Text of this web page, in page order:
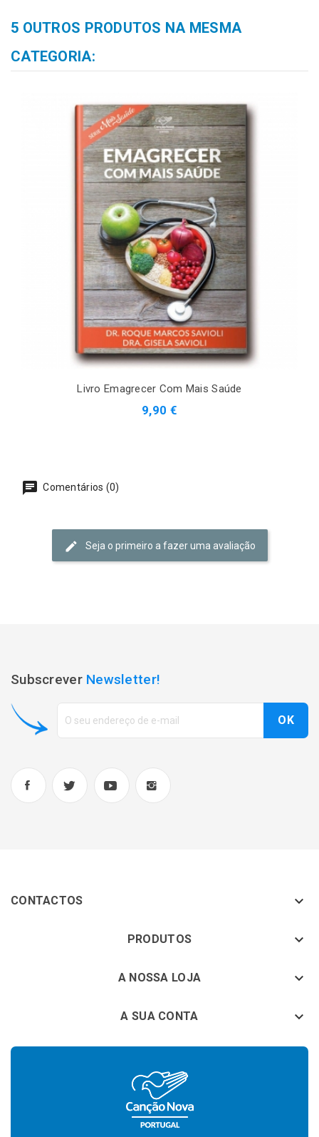
5 OUTROS PRODUTOS NA MESMA
CATEGORIA:
Livro Emagrecer Com Mais Saúde
9,90 €
Comentários (0)
Seja o primeiro a fazer uma avaliação
Subscrever Newsletter!
CONTACTOS 
PRODUTOS keyboard_arrow_down
A NOSSA LOJA keyboard_arrow_down
A SUA CONTA 